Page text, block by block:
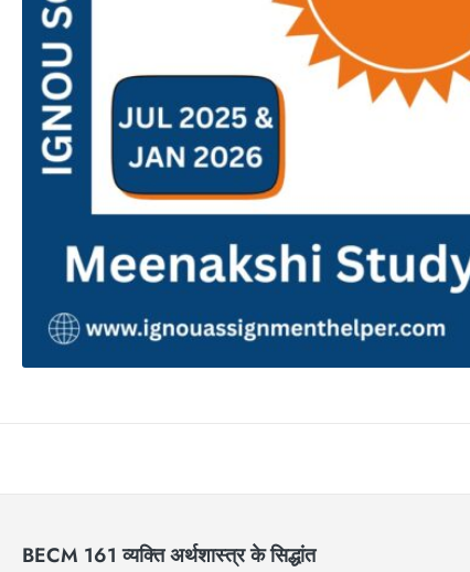
BECM 161व्यक्ति अर्थशास्त्र के सिद्धांत